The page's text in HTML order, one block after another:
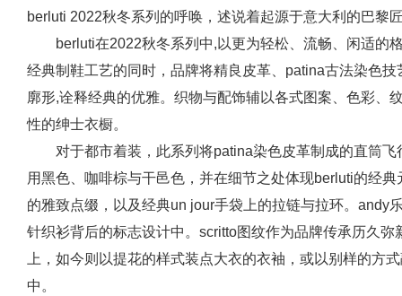
berluti 2022秋冬系列的呼唤，述说着起源于意大利的巴黎
berluti在2022秋冬系列中,以更为轻松、流畅、闲适的
经典制鞋工艺的同时，品牌将精良皮革、patina古法染色
廓形,诠释经典的优雅。织物与配饰辅以各式图案、色彩、
性的绅士衣橱。
对于都市着装，此系列将patina染色皮革制成的直筒
用黑色、咖啡棕与干邑色，并在细节之处体现berluti的经
的雅致点缀，以及经典un jour手袋上的拉链与拉环。andy
针织衫背后的标志设计中。scritto图纹作为品牌传承历久
上，如今则以提花的样式装点大衣的衣袖，或以别样的方
中。